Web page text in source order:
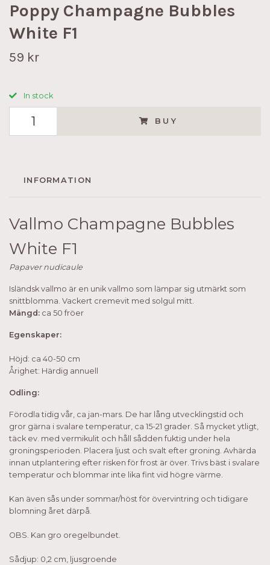
Poppy Champagne Bubbles
White F1
59 kr
In stock
BUY
INFORMATION
Vallmo Champagne Bubbles
White F1
Papaver nudicaule
Isländsk vallmo är en unik vallmo som lämpar sig utmärkt som
snittblomma. Vackert cremevit med solgul mitt.
Mängd: ca 50 fröer
Egenskaper:
Höjd: ca 40-50 cm
Årighet: Härdig annuell
Odling:
Förodla tidig vår, ca jan-mars. De har lång utvecklingstid och
gror gärna i svalare temperatur, ca 15-21 grader. Så mycket ytligt,
täck ev. med vermikulit och håll sådden fuktig under hela
groningsperioden. Placera ljust och svalt efter groning. Avhärda
innan utplantering efter risken för frost är över. Trivs bäst i svalare
temperatur och blommar inte lika fint vid högre värme.
Kan även sås under sommar/höst för övervintring och tidigare
blomning året därpå.
OBS. Kan gro oregelbundet.
Sådjup: 0,2 cm, ljusgroende